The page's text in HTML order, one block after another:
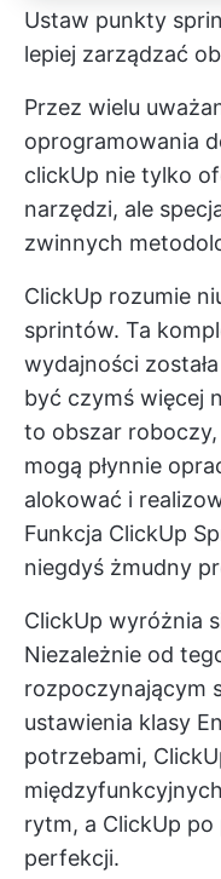
Ustaw punkty
lepiej zarządzać
Przez wielu
oprogramowania
clickUp nie tylko
narzędzi, ale
zwinnych
ClickUp rozumie
sprintów. Ta
wydajności
być czymś więcej
to obszar
mogą płynnie
alokować i
Funkcja ClickUp
niegdyś żmudny
ClickUp wyróżnia
Niezależnie od
rozpoczynającym
ustawienia klasy
potrzebami,
rytm, a ClickUp
perfekcji.